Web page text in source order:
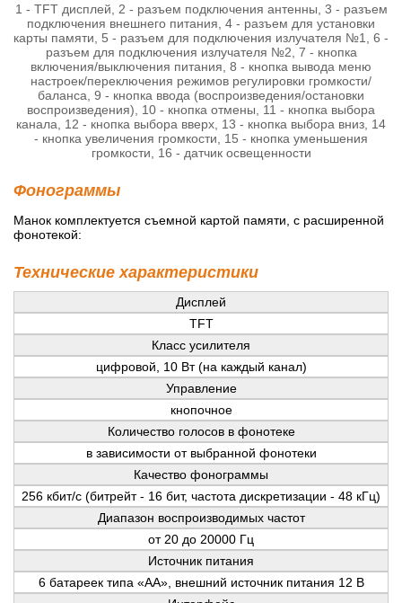
1 - TFT дисплей, 2 - разъем подключения антенны, 3 - разъем
подключения внешнего питания, 4 - разъем для установки
карты памяти, 5 - разъем для подключения излучателя №1, 6 -
разъем для подключения излучателя №2, 7 - кнопка
включения/выключения питания, 8 - кнопка вывода меню
настроек/переключения режимов регулировки громкости/
баланса, 9 - кнопка ввода (воспроизведения/остановки
воспроизведения), 10 - кнопка отмены, 11 - кнопка выбора
канала, 12 - кнопка выбора вверх, 13 - кнопка выбора вниз, 14
- кнопка увеличения громкости, 15 - кнопка уменьшения
громкости, 16 - датчик освещенности
Фонограммы
Манок комплектуется съемной картой памяти, с расширенной
фонотекой:
Технические характеристики
Дисплей
TFT
Класс усилителя
цифровой, 10 Вт (на каждый канал)
Управление
кнопочное
Количество голосов в фонотеке
в зависимости от выбранной фонотеки
Качество фонограммы
256 кбит/с (битрейт - 16 бит, частота дискретизации - 48 кГц)
Диапазон воспроизводимых частот
от 20 до 20000 Гц
Источник питания
6 батареек типа «AA», внешний источник питания 12 В